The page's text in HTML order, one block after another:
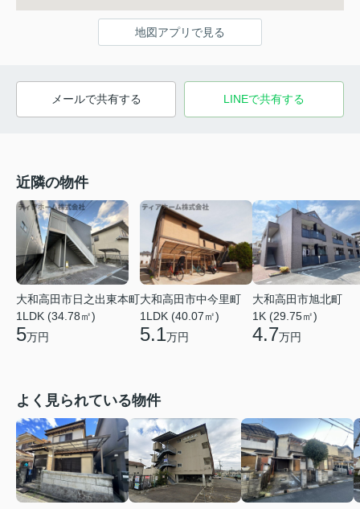
地図アプリで見る
メールで共有する LINEで共有する
近隣の物件
大和高田市日之出東本町
1LDK (34.78㎡)
5万円
大和高田市中今里町
1LDK (40.07㎡)
5.1万円
大和高田市旭北町
1K (29.75㎡)
4.7万円
よく見られている物件